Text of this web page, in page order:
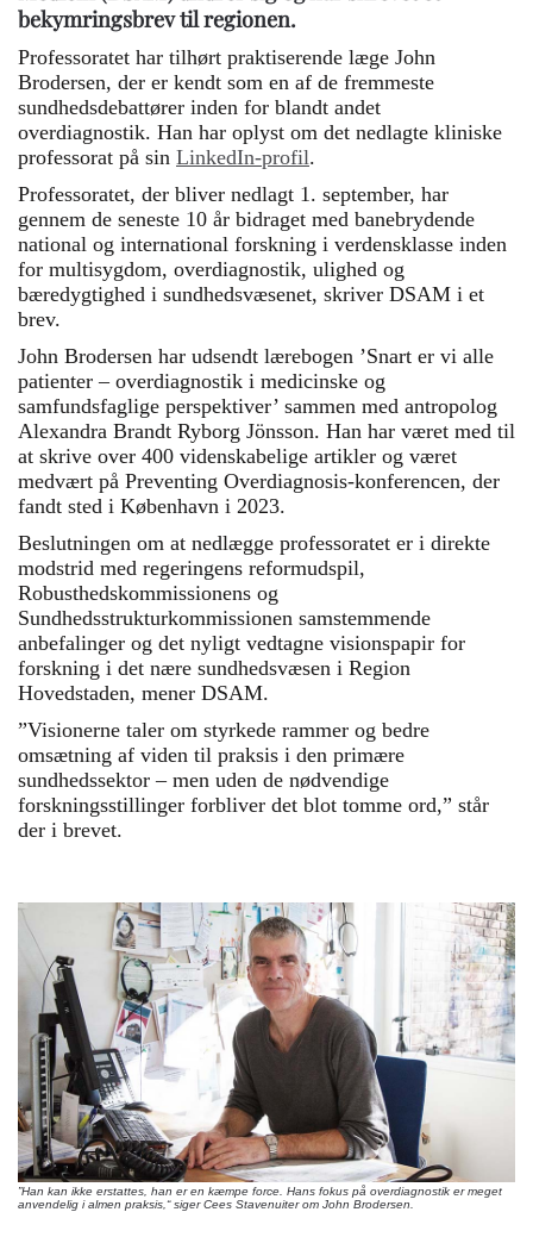
bekymringsbrev til regionen.
Professoratet har tilhørt praktiserende læge John
Brodersen, der er kendt som en af de fremmeste
sundhedsdebattører inden for blandt andet
overdiagnostik. Han har oplyst om det nedlagte kliniske
professorat på sin LinkedIn-profil.
Professoratet, der bliver nedlagt 1. september, har
gennem de seneste 10 år bidraget med banebrydende
national og international forskning i verdensklasse inden
for multisygdom, overdiagnostik, ulighed og
bæredygtighed i sundhedsvæsenet, skriver DSAM i et
brev.
John Brodersen har udsendt lærebogen ’Snart er vi alle
patienter – overdiagnostik i medicinske og
samfundsfaglige perspektiver’ sammen med antropolog
Alexandra Brandt Ryborg Jönsson. Han har været med til
at skrive over 400 videnskabelige artikler og været
medvært på Preventing Overdiagnosis-konferencen, der
fandt sted i København i 2023.
Beslutningen om at nedlægge professoratet er i direkte
modstrid med regeringens reformudspil,
Robusthedskommissionens og
Sundhedsstrukturkommissionen samstemmende
anbefalinger og det nyligt vedtagne visionspapir for
forskning i det nære sundhedsvæsen i Region
Hovedstaden, mener DSAM.
”Visionerne taler om styrkede rammer og bedre
omsætning af viden til praksis i den primære
sundhedssektor – men uden de nødvendige
forskningsstillinger forbliver det blot tomme ord,” står
der i brevet.
”Han kan ikke erstattes, han er en kæmpe force. Hans fokus på overdiagnostik er meget
anvendelig i almen praksis,“ siger Cees Stavenuiter om John Brodersen.